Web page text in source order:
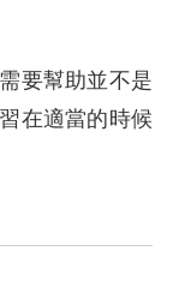
要幫助並不是
在適當的時候